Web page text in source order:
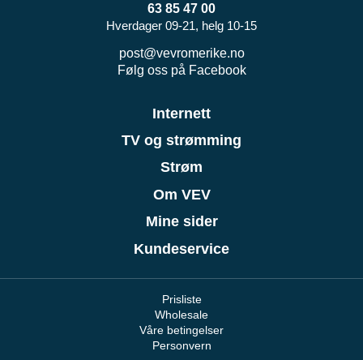
63 85 47 00
Hverdager 09-21, helg 10-15
post@vevromerike.no
Følg oss på Facebook
Internett
TV og strømming
Strøm
Om VEV
Mine sider
Kundeservice
Prisliste
Wholesale
Våre betingelser
Personvern